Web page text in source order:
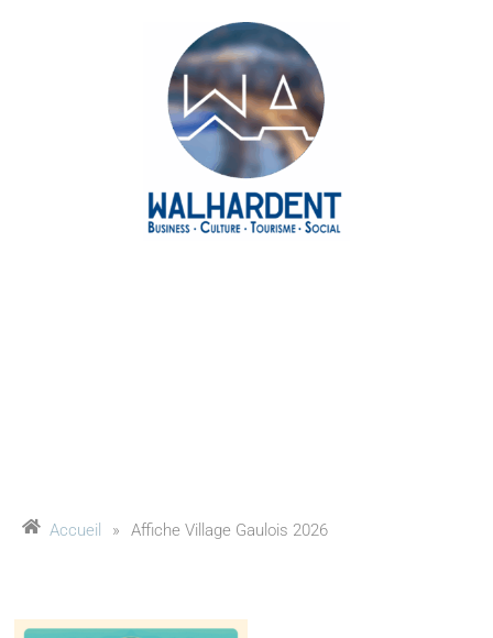
Accueil » Affiche Village Gaulois 2026